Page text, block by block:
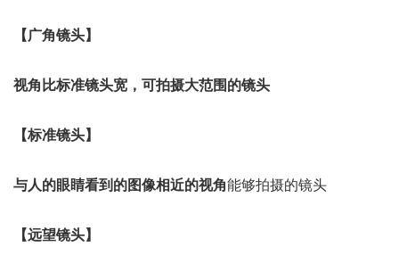
【广角镜头】
视角比标准镜头宽，可拍摄大范围的镜头
【标准镜头】
与人的眼睛看到的图像相近的视角能够拍摄的镜头
【远望镜头】